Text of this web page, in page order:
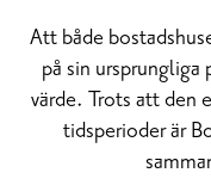
Att både
på sin ursprungliga
värde. Trots att den
tidsperioder är